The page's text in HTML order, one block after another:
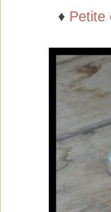
♦ Petite